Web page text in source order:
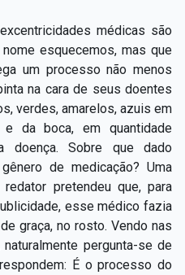
médicas são
esquecemos, mas que
um processo não menos
na cara de seus doentes
verdes, amarelos, azuis em
da boca, em quantidade
doença. Sobre que dado
de medicação? Uma
pretendeu que, para
esse médico fazia
graça, no rosto. Vendo nas
pergunta-se de
É o processo do